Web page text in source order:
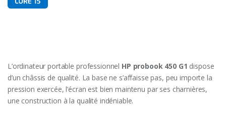
L’ordinateur portable professionnel HP probook 450 G1 dispose
d’un châssis de qualité. La base ne s’affaisse pas, peu importe la
pression exercée, l’écran est bien maintenu par ses charnières,
une construction à la qualité indéniable.